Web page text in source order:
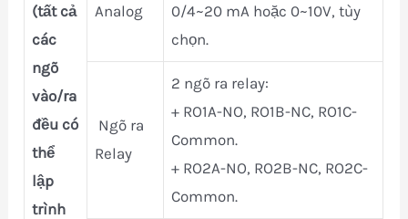
(tất cả
các
ngõ
vào/ra
đều có
thể
lập
trình
Analog
0/4~20 mA hoặc 0~10V, tùy
chọn.
Ngõ ra
Relay
2 ngõ ra relay:
+ RO1A-NO, RO1B-NC, RO1C-
Common.
+ RO2A-NO, RO2B-NC, RO2C-
Common.